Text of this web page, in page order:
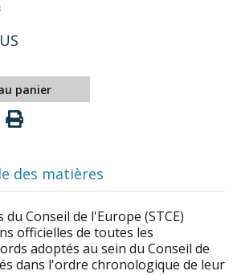
panier
des matières
du Conseil de l'Europe (STCE)
officielles de toutes les
adoptés au sein du Conseil de
dans l'ordre chronologique de leur